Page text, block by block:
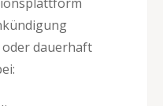
dauerhaft